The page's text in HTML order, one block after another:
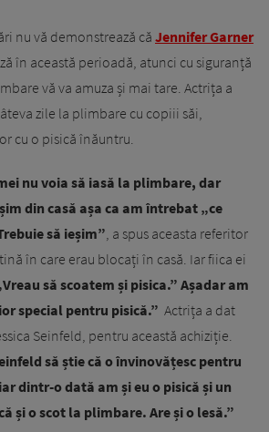
nu vă demonstrează că Jennifer Garner
în această perioadă, atunci cu siguranță
vă va amuza și mai tare. Actrița a
zile la plimbare cu copiii săi,
cu o pisică înăuntru.
nu voia să iasă la plimbare, dar
din casă așa ca am întrebat „ce
să ieșim”, a spus aceasta referitor
în care erau blocați în casă. Iar fiica ei
să scoatem și pisica.” Așadar am
special pentru pisică.” Actrița a dat
Seinfeld, pentru această achiziție.
să știe că o învinovățesc pentru
dintr-o dată am și eu o pisică și un
și o scot la plimbare. Are și o lesă.”